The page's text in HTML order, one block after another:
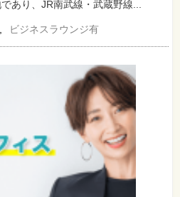
あり、JR南武線・武蔵野線...
ビジネスラウンジ有